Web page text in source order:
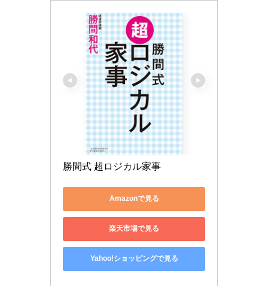
勝間式 超ロジカル家事
Amazonで見る
楽天市場で見る
Yahoo!ショッピングで見る